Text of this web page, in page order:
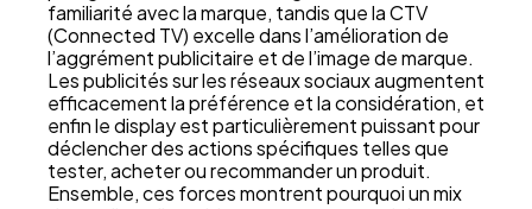
familiarité avec la marque, tandis que la CTV
(Connected TV) excelle dans l’amélioration de
l’aggrément publicitaire et de l’image de marque.
Les publicités sur les réseaux sociaux augmentent
efficacement la préférence et la considération, et
enfin le display est particulièrement puissant pour
déclencher des actions spécifiques telles que
tester, acheter ou recommander un produit.
Ensemble, ces forces montrent pourquoi un mix